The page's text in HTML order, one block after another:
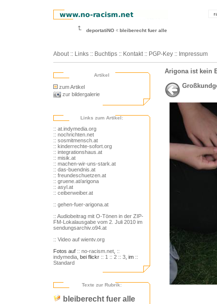
deportatiNO bleiberecht fuer alle
About :: Links :: Buchtips :: Kontakt :: PGP-Key :: Impressum
Artikel
zum Artikel
zur bildergalerie
Links zum Artikel:
:: at.indymedia.org
:: nochrichten.net
:: sosmitmensch.at
:: kinderrechte-sofort.org
:: integrationshaus.at
:: misik.at
:: machen-wir-uns-stark.at
:: das-buendnis.at
:: freundeschuetzen.at
:: gruene.at/arigona
:: asyl.at
:: ceiberweiber.at
:: gehen-fuer-arigona.at
:: Audiobeitrag mit O-Tönen in der ZIP-
FM-Lokalausgabe vom 2. Juli 2010 im
sendungsarchiv.o94.at
:: Video auf wientv.org
Fotos auf :: no-racism.net ::
indymedia , bei flickr :: 1 :: 2 :: 3 , im ::
Standard
Texte zur Rubrik:
bleiberecht fuer alle
Arigona ist kein